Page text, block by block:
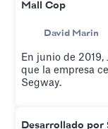
Mall Cop
David Marin
En junio de 2019,
que la empresa
Segway.
Desarrollado por